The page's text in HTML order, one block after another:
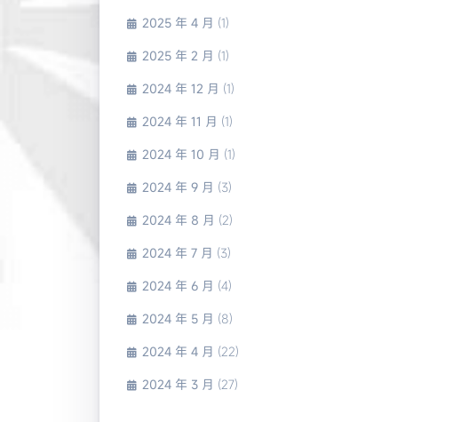
2025 年 4 月 (1)
2025 年 2 月 (1)
2024 年 12 月 (1)
2024 年 11 月 (1)
2024 年 10 月 (1)
2024 年 9 月 (3)
2024 年 8 月 (2)
2024 年 7 月 (3)
2024 年 6 月 (4)
2024 年 5 月 (8)
2024 年 4 月 (22)
2024 年 3 月 (27)